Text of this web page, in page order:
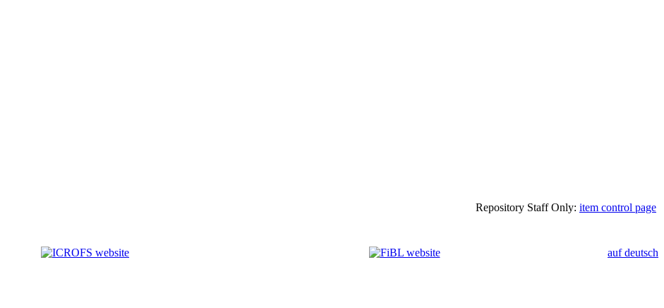
Repository Staff Only: item control page
auf deutsch